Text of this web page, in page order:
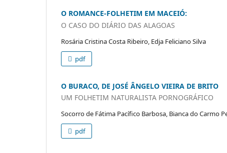
O ROMANCE-FOLHETIM EM MACEIÓ:
O CASO DO DIÁRIO DAS ALAGOAS
Rosária Cristina Costa Ribeiro, Edja Feliciano Silva
pdf
O BURACO, DE JOSÉ ÂNGELO VIEIRA DE BRITO
UM FOLHETIM NATURALISTA PORNOGRÁFICO
Socorro de Fátima Pacífico Barbosa, Bianca do Carmo
pdf